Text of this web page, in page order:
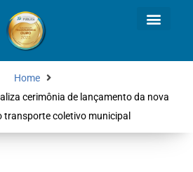
Home
cerimônia de lançamento da nova
transporte coletivo municipal